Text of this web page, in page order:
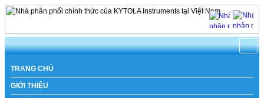
TRANG CHỦ
GIỚI THIỆU